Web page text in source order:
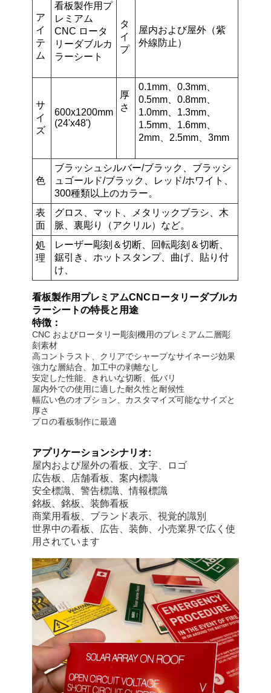
ア
イ
テ
ム
看板製作用プ
レミアム
CNC ロータ
リーダブルカ
ラーシート
タ
イ
プ
屋内および屋外（紫
外線防止）
サ
イ
ズ
600x1200mm
(24'x48')
厚
さ
0.1mm、0.3mm、
0.5mm、0.8mm、
1.0mm、1.3mm、
1.5mm、1.6mm、
2mm、2.5mm、3mm
色
ブラッシュシルバー/ブラック、ブラッシ
ュゴールド/ブラック、レッド/ホワイト、
300種類以上のカラー。
表
面
グロス、マット、メタリックブラシ、木
脈、裏彫り（アクリル）など。
処
理
レーザー彫刻＆切断、回転彫刻＆切断、
鋸引き、ホットスタンプ、曲げ、貼り付
け、
看板製作用プレミアムCNCロータリーダブルカ
ラーシートの特長と用途
特徴：
CNC およびロータリー彫刻機用のプレミアム二層彫
刻素材
高コントラスト、クリアでシャープなサイネージ効果
強力な層結合、加工中の剥離なし
安定した性能、きれいな切断、低バリ
屋内外での使用に適した耐久性と耐候性
幅広い色のオプション、カスタマイズ可能なサイズと
厚さ
プロの看板制作に最適
アプリケーションシナリオ:
屋内および屋外の看板、文字、ロゴ
広告板、店舗看板、案内標識
安全標識、警告標識、情報標識
銘板、銘板、装飾看板
商業用看板、ブランド表示、視覚的識別
世界中の看板、広告、装飾、小売業界で広く使
用されています